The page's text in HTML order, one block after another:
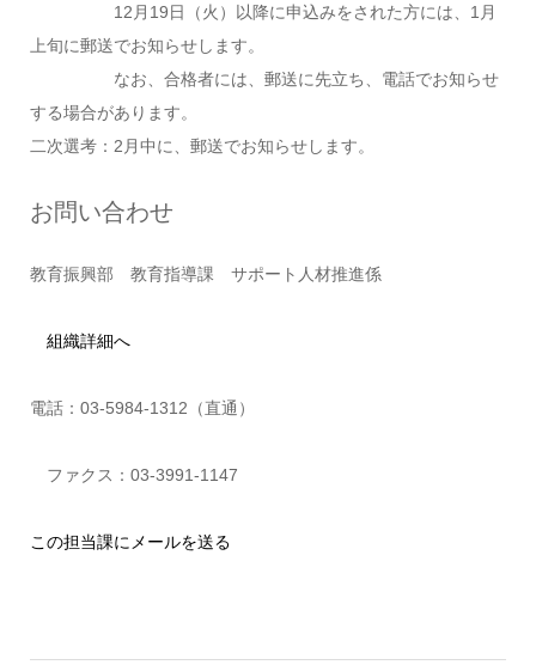
12月19日（火）以降に申込みをされた方には、1月
上旬に郵送でお知らせします。
なお、合格者には、郵送に先立ち、電話でお知らせ
する場合があります。
二次選考：2月中に、郵送でお知らせします。
お問い合わせ
教育振興部 教育指導課 サポート人材推進係
組織詳細へ
電話：03-5984-1312（直通）
ファクス：03-3991-1147
この担当課にメールを送る